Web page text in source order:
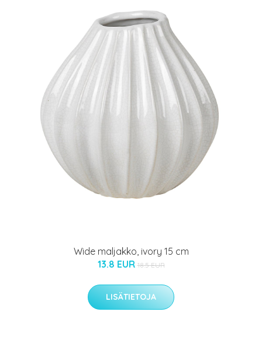
Wide maljakko, ivory 15 cm
13.8 EUR 18.5 EUR
LISÄTIETOJA